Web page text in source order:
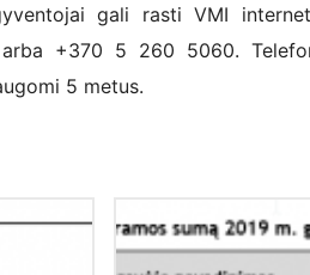
gali rasti VMI
arba +370 5 260 5060.
5 metus.